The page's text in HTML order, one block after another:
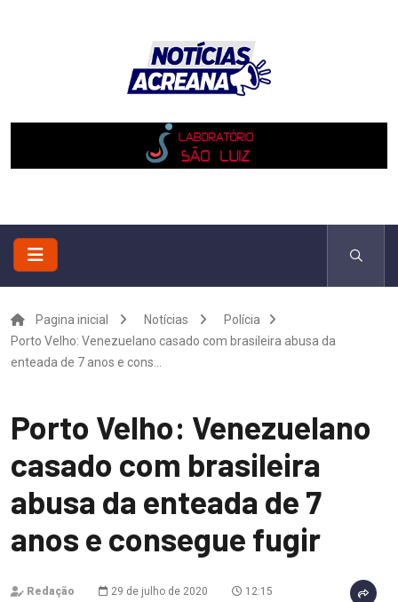
Pagina inicial Notícias
Polícia
Porto Velho: Venezuelano casado com brasileira abusa da
enteada de 7 anos e cons...
Porto Velho: Venezuelano
casado com brasileira
abusa da enteada de 7
anos e consegue fugir
Redação 29 de julho de 2020 12:15